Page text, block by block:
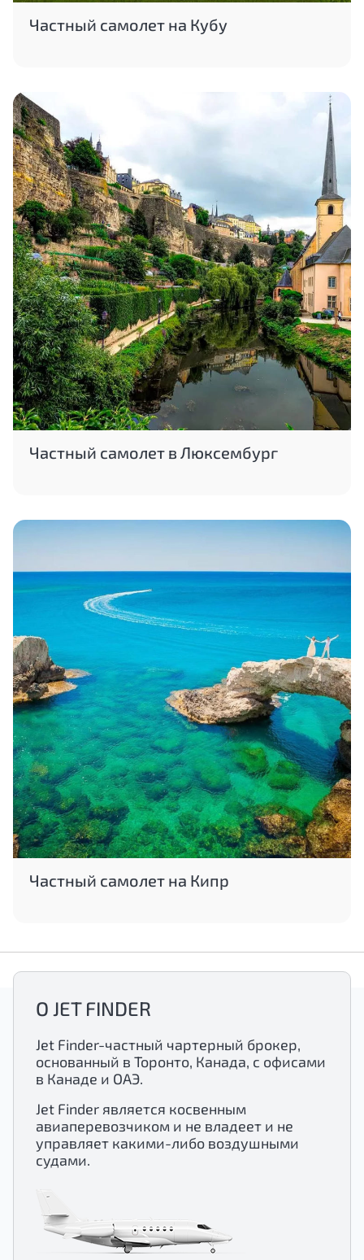
Частный самолет на Кубу
Частный самолет в Люксембург
Частный самолет на Кипр
О JET FINDER
Jet Finder-частный чартерный брокер,
основанный в Торонто, Канада, с офисами
в Канаде и ОАЭ.
Jet Finder является косвенным
авиаперевозчиком и не владеет и не
управляет какими-либо воздушными
судами.